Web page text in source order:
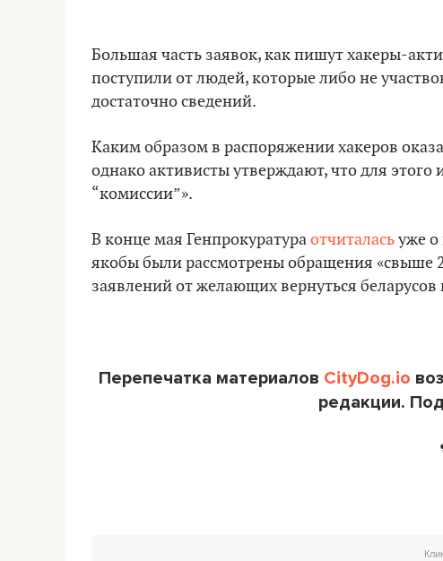
Большая часть заявок, как пишут хакеры-
поступили от людей, которые либо не
достаточно сведений.
Каким образом в распоряжении хакеров
однако активисты утверждают, что для
“комиссии”».
В конце мая Генпрокуратураотчиталасьуже о
якобы были рассмотрены обращения «свыше
заявлений от желающих вернуться беларусов
Перепечатка материалов CityDog.io
редакции.